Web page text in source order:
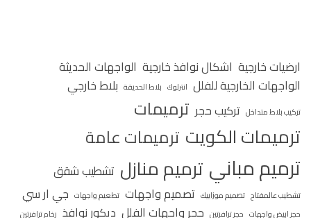
ارضيات خارجية اشكال نوافذ خارجية الواجهات الحديثة
الواجهات الخارجية للفلل انترلوك بلاط الحديقة بلاط خارجي
تركيب بلاط متداخل تركيب حجر ترميمات
ترميمات الكويت ترميمات عامة
ترميم مباني ترميم منازل تشطيب شقق
تشطيب عالمفتاح تصميم موزاييك تصميم واجهات تطعيم واجهات جي ار سي
حجر ابيض واجهات حجر ترافرتين حجر واجهات الفلل ديكور نوافذ رخام ترافرتين